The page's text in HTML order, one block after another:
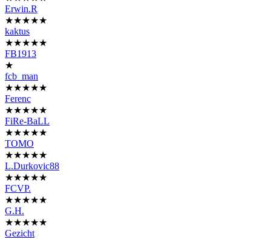
Erwin.R
★★★★★
kaktus
★★★★★
FB1913
★
fcb_man
★★★★★
Ferenc
★★★★★
FiRe-BaLL
★★★★★
TOMO
★★★★★
L.Durkovic88
★★★★★
FCVP.
★★★★★
G.H.
★★★★★
Gezicht